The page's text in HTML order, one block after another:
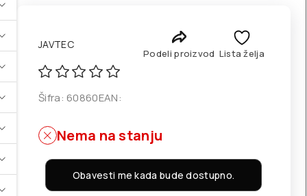
JAVTEC
Podeli proizvod Lista želja
Šifra: 60860EAN:
Nema na stanju
Obavesti me kada bude dostupno.